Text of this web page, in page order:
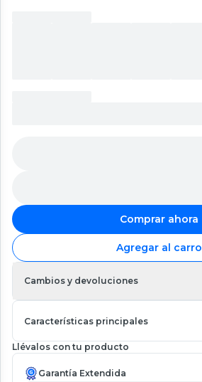
Comprar ahora
Agregar al carro
Cambios y devoluciones
Características principales
Llévalos con tu producto
Garantía Extendida